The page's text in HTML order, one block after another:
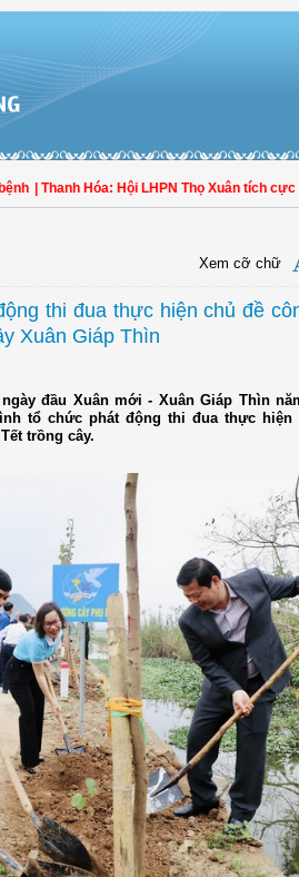
| Thanh Hóa: Hội LHPN Thọ Xuân tích cực
Xem cỡ chữ
thi đua thực hiện chủ đề
Xuân Giáp Thìn
đầu Xuân mới - Xuân Giáp Thìn
tổ chức phát động thi đua thực hiện
trồng cây.